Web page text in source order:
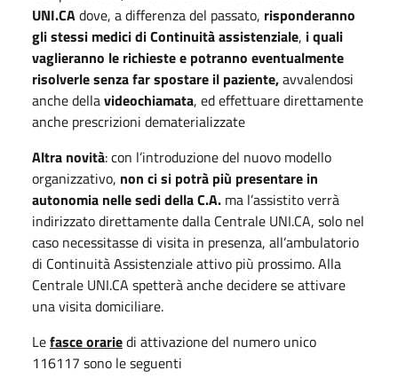
UNI.CAdove, a differenza del passato, risponderanno
gli stessi medici di Continuitàassistenziale, i quali
vaglieranno le richieste e potranno eventualmente
risolverle senza far spostare il paziente,avvalendosi
anche dellavideochiamata, ed effettuare direttamente
anche prescrizioni dematerializzate
Altra novità: con l’introduzione del nuovo modello
organizzativo, non ci si potrà più presentare in
autonomia nelle sedi della C.A. ma l’assistito verrà
indirizzato direttamente dalla Centrale UNI.CA, solo nel
caso necessitasse di visita in presenza, all’ambulatorio
di Continuità Assistenziale attivo più prossimo. Alla
Centrale UNI.CA spetterà anche decidere se attivare
una visita domiciliare.
Lefasce orariedi attivazione del numero unico
116117 sono le seguenti